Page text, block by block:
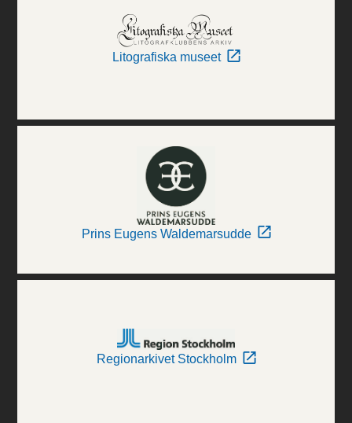
Litografiska museet
Prins Eugens Waldemarsudde
Regionarkivet Stockholm